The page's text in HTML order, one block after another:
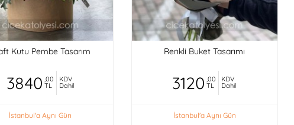
Kutu Pembe Tasarım
3840 ,00
TL
KDV
Dahil
İstanbul'a Aynı Gün
Renkli Buket Tasarımı
3120 ,00
TL
KDV
Dahil
İstanbul'a Aynı Gün